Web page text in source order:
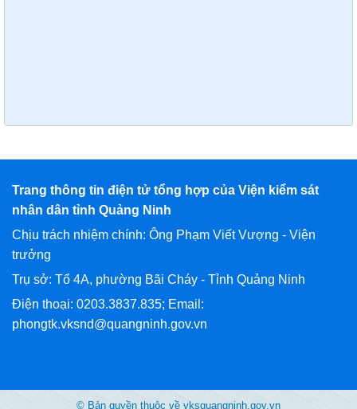
Trang thông tin điện tử tổng hợp của Viện kiểm sát
nhân dân tỉnh Quảng Ninh
Chịu trách nhiệm chính: Ông Phạm Viết Vượng - Viện
trưởng
Trụ sở: Tổ 4A, phường Bãi Cháy - Tỉnh Quảng Ninh
Điện thoại: 0203.3837.835; Email:
phongtk.vksnd@quangninh.gov.vn
© Bản quyền thuộc về vksquangninh.gov.vn